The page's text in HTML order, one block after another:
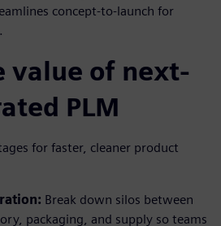
concept-to-launch for
value of next-
PLM
for faster, cleaner product
Break down silos between
packaging, and supply so teams